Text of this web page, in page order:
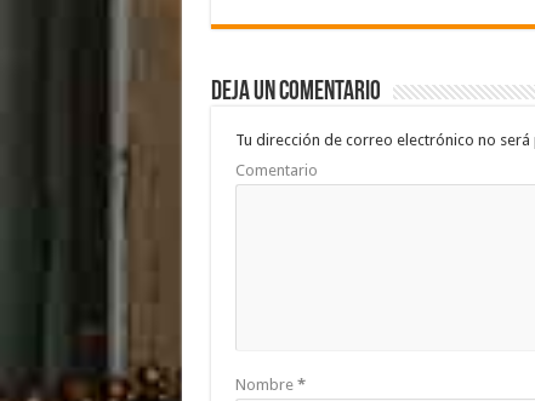
e
b
o
o
k
tt
er
at
sA
p
p
m
ar
ti
r
Deja un comentario
Tu dirección de correo electrónico no será
Comentario
Nombre *